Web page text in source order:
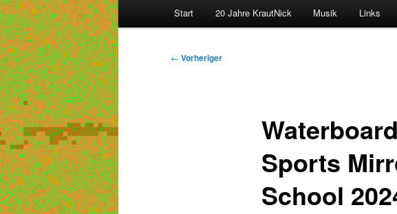
Start 20 Jahre KrautNick Musik Links
Beitragsnavigation
← Vorheriger
Sports
School